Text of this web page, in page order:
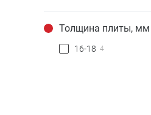
Толщина плиты, мм
16-18 4